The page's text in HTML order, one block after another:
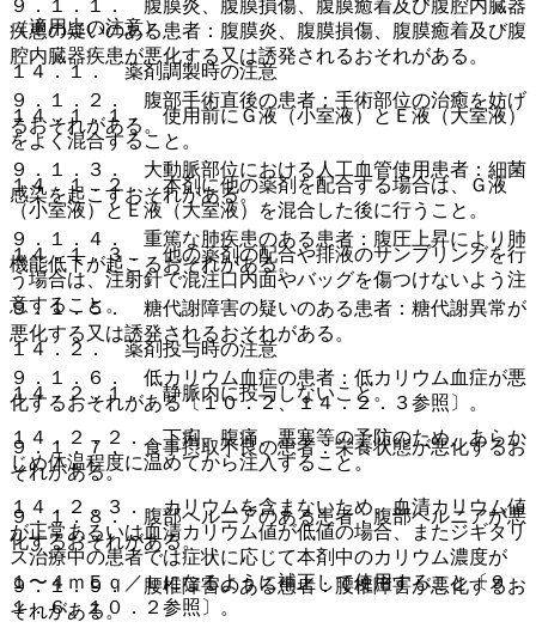
（適用上の注意）
１４．１． 薬剤調製時の注意
１４．１．１． 使用前にＧ液（小室液）とＥ液（大室液）
をよく混合すること。
１４．１．２． 本剤に他の薬剤を配合する場合は、Ｇ液
（小室液）とＥ液（大室液）を混合した後に行うこと。
１４．１．３． 他の薬剤の配合や排液のサンプリングを行
う場合は、注射針で混注口内面やバッグを傷つけないよう注
意すること。
１４．２． 薬剤投与時の注意
１４．２．１． 静脈内に投与しないこと。
１４．２．２． 下痢、腹痛、悪寒等の予防のため、あらか
じめ体温程度に温めてから注入すること。
１４．２．３． カリウムを含まないため、血清カリウム値
が正常あるいは血清カリウム値が低値の場合、またジギタリ
ス治療中の患者では症状に応じて本剤中のカリウム濃度が
１〜４ｍＥｑ／Ｌになるように補正して使用すること〔９．
１．６、１０．２参照〕。
９．１．１． 腹膜炎、腹膜損傷、腹膜癒着及び腹腔内臓器
疾患の疑いのある患者：腹膜炎、腹膜損傷、腹膜癒着及び腹
腔内臓器疾患が悪化する又は誘発されるおそれがある。
９．１．２． 腹部手術直後の患者：手術部位の治癒を妨げ
るおそれがある。
９．１．３． 大動脈部位における人工血管使用患者：細菌
感染を起こすおそれがある。
９．１．４． 重篤な肺疾患のある患者：腹圧上昇により肺
機能低下が起こるおそれがある。
９．１．５． 糖代謝障害の疑いのある患者：糖代謝異常が
悪化する又は誘発されるおそれがある。
９．１．６． 低カリウム血症の患者：低カリウム血症が悪
化するおそれがある〔１０．２、１４．２．３参照〕。
９．１．７． 食事摂取不良の患者：栄養状態が悪化するお
それがある。
９．１．８． 腹部ヘルニアのある患者：腹部ヘルニアが悪
化するおそれがある。
９．１．９． 腰椎障害のある患者：腰椎障害が悪化するお
それがある。